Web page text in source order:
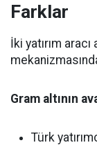
Farklar
İki yatırım
Gram altının
Türk